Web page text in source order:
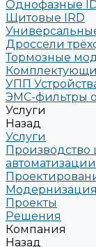
Однофазные
Щитовые IRD
Дроссели
Тормозные
УПП
ЭМС-фильтры
Услуги
Назад
Услуги
Производство
автоматизации
Проекты
Решения
Компания
Назад